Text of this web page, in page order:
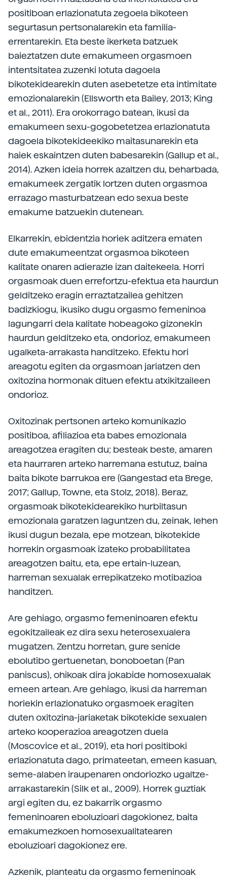
positiboan erlazionatuta zegoela bikoteen
segurtasun pertsonalarekin eta familia-
errentarekin. Eta beste ikerketa batzuek
baieztatzen dute emakumeen orgasmoen
intentsitatea zuzenki lotuta dagoela
bikotekidearekin duten asebetetze eta intimitate
emozionalarekin (Ellsworth eta Bailey, 2013; King
et al., 2011). Era orokorrago batean, ikusi da
emakumeen sexu-gogobetetzea erlazionatuta
dagoela bikotekideekiko maitasunarekin eta
haiek eskaintzen duten babesarekin (Gallup et al.,
2014). Azken ideia horrek azaltzen du, beharbada,
emakumeek zergatik lortzen duten orgasmoa
errazago masturbatzean edo sexua beste
emakume batzuekin dutenean.
Elkarrekin, ebidentzia horiek aditzera ematen
dute emakumeentzat orgasmoa bikoteen
kalitate onaren adierazle izan daitekeela. Horri
orgasmoak duen errefortzu-efektua eta haurdun
gelditzeko eragin erraztatzailea gehitzen
badizkiogu, ikusiko dugu orgasmo femeninoa
lagungarri dela kalitate hobeagoko gizonekin
haurdun gelditzeko eta, ondorioz, emakumeen
ugalketa-arrakasta handitzeko. Efektu hori
areagotu egiten da orgasmoan jariatzen den
oxitozina hormonak dituen efektu atxikitzaileen
ondorioz.
Oxitozinak pertsonen arteko komunikazio
positiboa, afiliazioa eta babes emozionala
areagotzea eragiten du; besteak beste, amaren
eta haurraren arteko harremana estutuz, baina
baita bikote barrukoa ere (Gangestad eta Brege,
2017; Gallup, Towne, eta Stolz, 2018). Beraz,
orgasmoak bikotekidearekiko hurbiltasun
emozionala garatzen laguntzen du, zeinak, lehen
ikusi dugun bezala, epe motzean, bikotekide
horrekin orgasmoak izateko probabilitatea
areagotzen baitu, eta, epe ertain-luzean,
harreman sexualak errepikatzeko motibazioa
handitzen.
Are gehiago, orgasmo femeninoaren efektu
egokitzaileak ez dira sexu heterosexualera
mugatzen. Zentzu horretan, gure senide
ebolutibo gertuenetan, bonoboetan (Pan
paniscus), ohikoak dira jokabide homosexualak
emeen artean. Are gehiago, ikusi da harreman
horiekin erlazionatuko orgasmoek eragiten
duten oxitozina-jariaketak bikotekide sexualen
arteko kooperazioa areagotzen duela
(Moscovice et al., 2019), eta hori positiboki
erlazionatuta dago, primateetan, emeen kasuan,
seme-alaben iraupenaren ondoriozko ugaltze-
arrakastarekin (Silk et al., 2009). Horrek guztiak
argi egiten du, ez bakarrik orgasmo
femeninoaren eboluzioari dagokionez, baita
emakumezkoen homosexualitatearen
eboluzioari dagokionez ere.
Azkenik, planteatu da orgasmo femeninoak